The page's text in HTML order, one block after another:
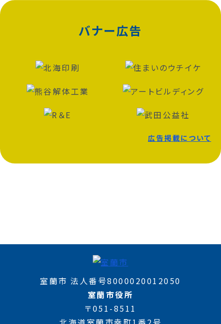
バナー広告
広告掲載について
室蘭市 法人番号8000020012050
室蘭市役所
〒051-8511